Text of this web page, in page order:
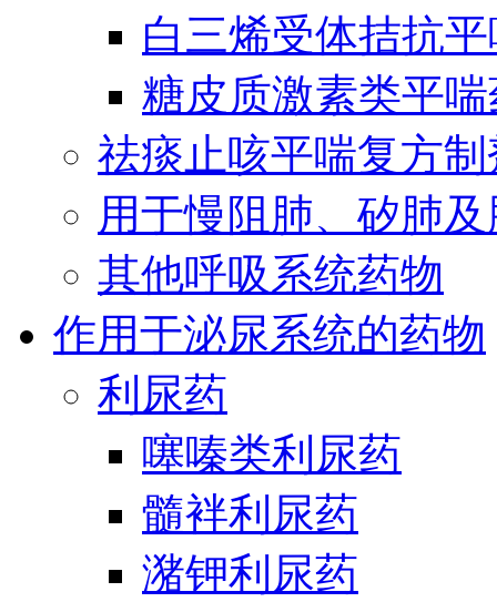
白三烯受体拮抗
糖皮质激素类平
祛痰止咳平喘复方制
用于慢阻肺、矽肺
其他呼吸系统药物
作用于泌尿系统的药物
利尿药
噻嗪类利尿药
髓袢利尿药
潴钾利尿药